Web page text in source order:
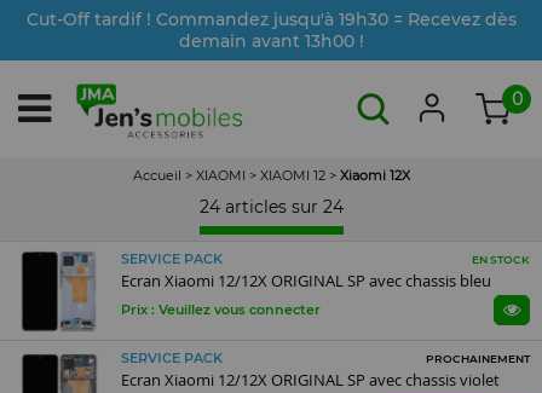
Cut-Off tardif ! Commandez jusqu'à 19h30 = Recevez dès
demain avant 13h00 !
0
Accueil > XIAOMI > XIAOMI 12 > Xiaomi 12X
24 articles sur 24
SERVICE PACK EN STOCK
Ecran Xiaomi 12/12X ORIGINAL SP avec chassis bleu
Prix : Veuillez vous connecter
SERVICE PACK PROCHAINEMENT
Ecran Xiaomi 12/12X ORIGINAL SP avec chassis violet